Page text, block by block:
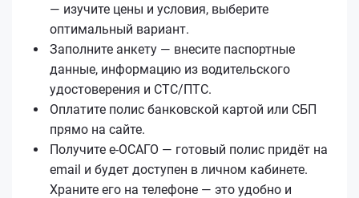
— изучите цены и условия, выберите
оптимальный вариант.
Заполните анкету — внесите паспортные
данные, информацию из водительского
удостоверения и СТС/ПТС.
Оплатите полис банковской картой или СБП
прямо на сайте.
Получите е‑ОСАГО — готовый полис придёт на
email и будет доступен в личном кабинете.
Храните его на телефоне — это удобно и